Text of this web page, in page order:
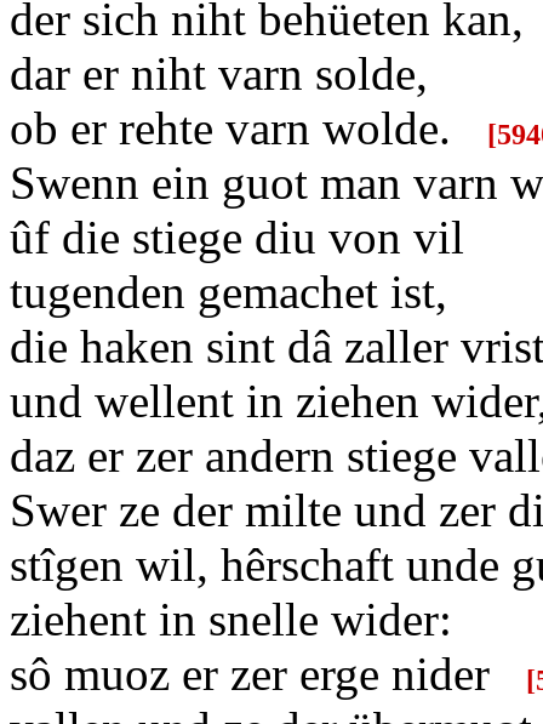
der sich niht behüeten kan,
dar er niht varn solde,
ob er rehte varn wolde.
[
Swenn ein guot man varn
ûf die stiege diu von vil
tugenden gemachet ist,
die haken sint dâ zaller
und wellent in ziehen
daz er zer andern stiege
Swer ze der milte und zer
stîgen wil, hêrschaft unde
ziehent in snelle wider:
sô muoz er zer erge nider
[